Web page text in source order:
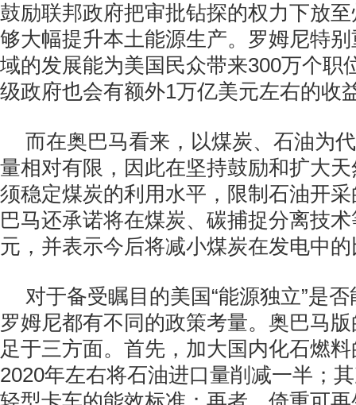
鼓励联邦政府把审批钻探的权力下放
够大幅提升本土能源生产。罗姆尼特
域的发展能为美国民众带来300万个职
级政府也会有额外1万亿美元左右的收
而在奥巴马看来，以煤炭、石油为
量相对有限，因此在坚持鼓励和扩大
须稳定煤炭的利用水平，限制石油开
巴马还承诺将在煤炭、碳捕捉分离技
元，并表示今后将减小煤炭在发电中
对于备受瞩目的美国“能源独立”是
罗姆尼都有不同的政策考量。奥巴马
足于三方面。首先，加大国内化石燃
2020年左右将石油进口量削减一半；